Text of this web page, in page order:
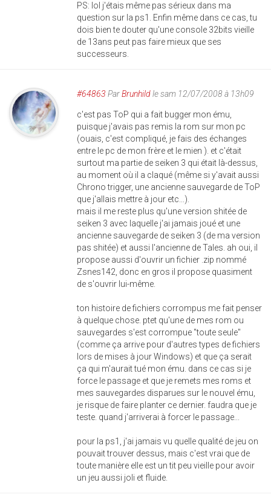
PS: lol j'étais même pas sérieux dans ma
question sur la ps1. Enfin même dans ce cas, tu
dois bien te douter qu'une console 32bits vieille
de 13ans peut pas faire mieux que ses
successeurs.
#64863 ParBrunhildle sam 12/07/2008 à 13h09
c'est pas ToP qui a fait bugger mon ému,
puisque j'avais pas remis la rom sur mon pc
(ouais, c'est compliqué, je fais des échanges
entre le pc de mon frère et le mien ). et c'était
surtout ma partie de seiken 3 qui était là-dessus,
au moment où il a claqué (même si y'avait aussi
Chrono trigger, une ancienne sauvegarde de ToP
que j'allais mettre à jour etc...).
mais il me reste plus qu'une version shitée de
seiken 3 avec laquelle j'ai jamais joué et une
ancienne sauvegarde de seiken 3 (de ma version
pas shitée) et aussi l'ancienne de Tales. ah oui, il
propose aussi d'ouvrir un fichier .zip nommé
Zsnes142, donc en gros il propose quasiment
de s'ouvrir lui-même.
ton histoire de fichiers corrompus me fait penser
à quelque chose. ptet qu'une de mes rom ou
sauvegardes s'est corrompue "toute seule"
(comme ça arrive pour d'autres types de fichiers
lors de mises à jour Windows) et que ça serait
ça qui m'aurait tué mon ému. dans ce cas si je
force le passage et que je remets mes roms et
mes sauvegardes disparues sur le nouvel ému,
je risque de faire planter ce dernier. faudra que je
teste. quand j'arriverai à forcer le passage...
pour la ps1, j'ai jamais vu quelle qualité de jeu on
pouvait trouver dessus, mais c'est vrai que de
toute manière elle est un tit peu vieille pour avoir
un jeu aussi joli et fluide.